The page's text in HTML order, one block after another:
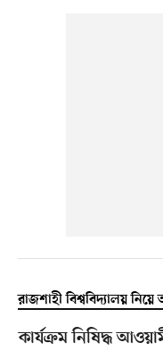
রাজশাহী বিশ্ববিদ্যালয়
কার্যক্রম নিষিদ্ধ